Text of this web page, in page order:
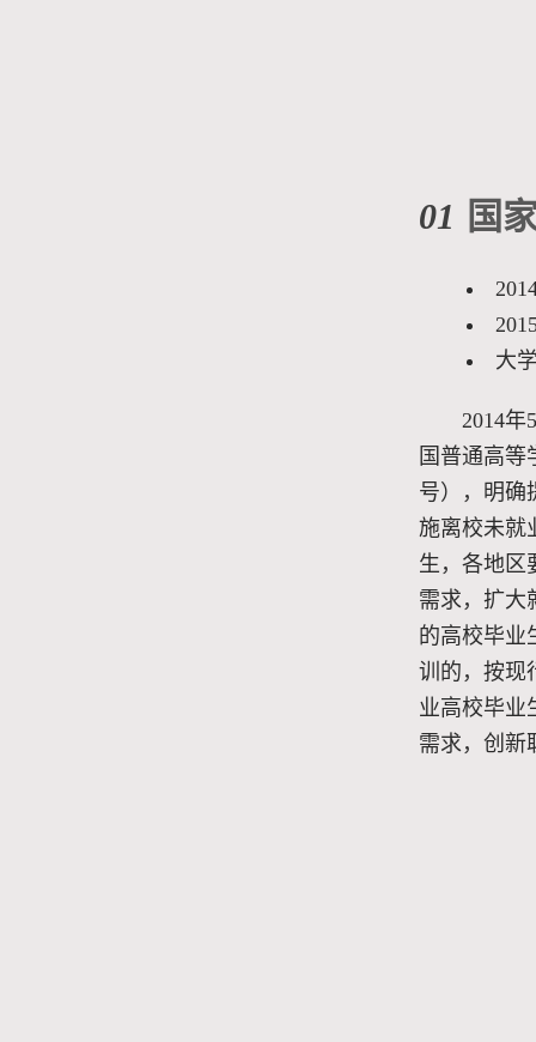
01 国
大
2014年
国普通高等
号），明确
施离校未就
生，各地区
需求，扩大
的高校毕业
训的，按现
业高校毕业
需求，创新